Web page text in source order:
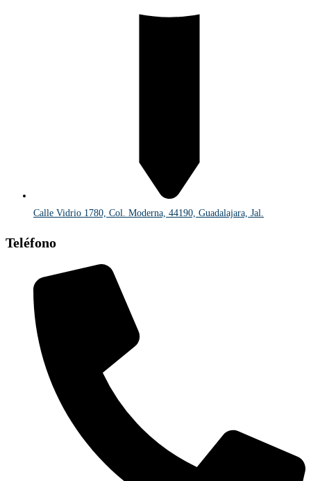
Calle Vidrio 1780, Col. Moderna, 44190, Guadalajara, Jal.
Teléfono